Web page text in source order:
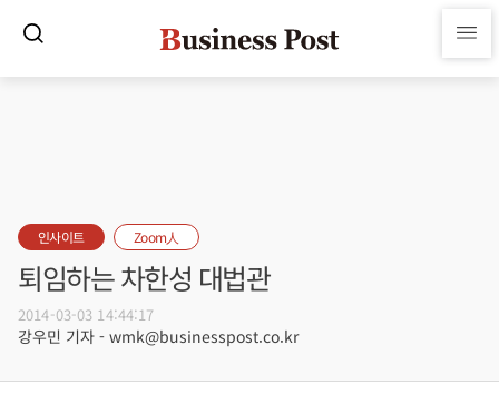
인사이트 Zoom人
퇴임하는 차한성 대법관
2014-03-03 14:44:17
강우민 기자 - wmk@businesspost.co.kr